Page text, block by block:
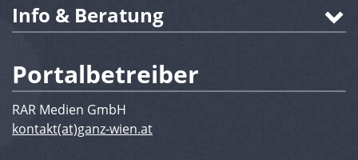
Info & Beratung
Portalbetreiber
RAR Medien GmbH
kontakt(at)ganz-wien.at